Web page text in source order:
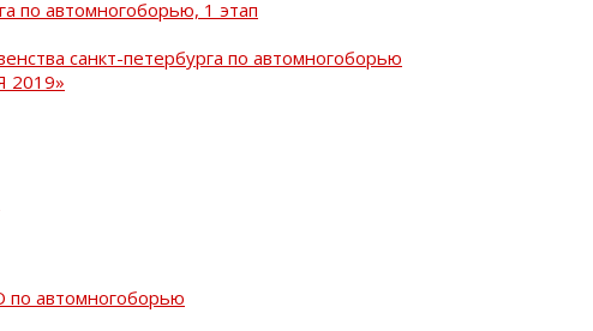
по автомногоборью, 1 этап
санкт-петербурга по автомногоборью
автомногоборью